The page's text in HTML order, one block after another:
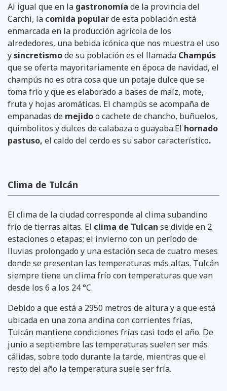
Al igual que en la gastronomía de la provincia del
Carchi, la comida popularde esta población está
enmarcada en la producción agrícola de los
alrededores, una bebida icónica que nos muestra el uso
ysincretismode su población es el llamada Champús
que se oferta mayoritariamente en época de navidad, el
champús no es otra cosa que un potaje dulce que se
toma frío y que es elaborado a bases de maíz, mote,
fruta y hojas aromáticas. El champús se acompaña de
empanadas de mejidoo cachete de chancho, buñuelos,
quimbolitos y dulces de calabaza o guayaba.El hornado
pastuso, el caldo del cerdo es su sabor característico.
Clima de Tulcán
El clima de la ciudad corresponde al clima subandino
frío de tierras altas. El clima de Tulcan se divide en 2
estaciones o etapas; el invierno con un período de
lluvias prolongado y una estación seca de cuatro meses
donde se presentan las temperaturas más altas. Tulcán
siempre tiene un clima frío con temperaturas que van
desde los 6 a los 24 °C.
Debido a que está a 2950 metros de altura y a que está
ubicada en una zona andina con corrientes frías,
Tulcán mantiene condiciones frías casi todo el año. De
junio a septiembre las temperaturas suelen ser más
cálidas, sobre todo durante la tarde, mientras que el
resto del año la temperatura suele ser fría.